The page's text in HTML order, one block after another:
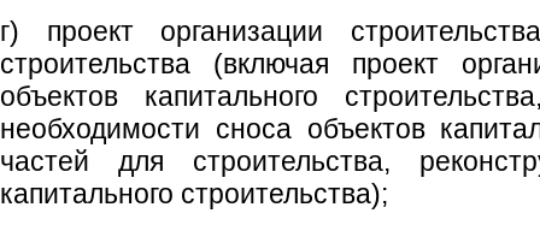
г) проект организации
строительства (включая проект
объектов капитального
необходимости сноса объектов
частей для строительства,
капитального строительства);